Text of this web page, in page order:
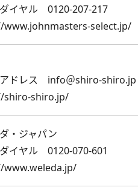
イヤル 0120-207-217
select.jp/
アドレス info＠shiro-shiro.jp
shiro-shiro.jp/
・ジャパン
イヤル 0120-070-601
www.weleda.jp/